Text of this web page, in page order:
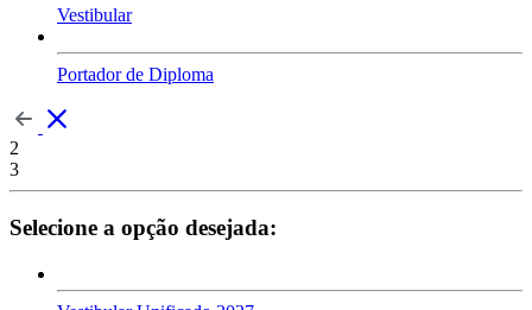
Vestibular
Portador de Diploma
2
3
Selecione a opção desejada: